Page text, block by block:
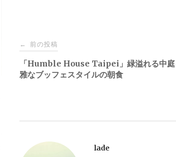
投
稿
ゲ
← 前の投稿
「Humble House Taipei」緑溢れる中庭
雅なブッフェスタイルの朝食
lade